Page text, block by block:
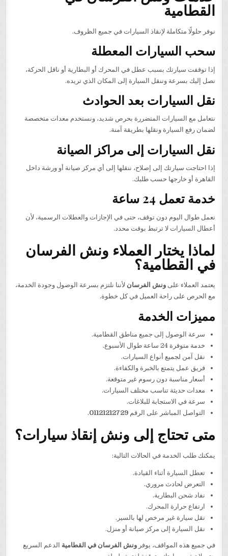
القطامية
نوفر حلولًا متكاملة لإنقاذ السيارات في جميع الظروف.
سحب السيارات المعطلة
إذا توقفت سيارتك بسبب عطل في المحرك أو البطارية أو ناقل الحركة،
نصل إليك بسرعة وننقل السيارة إلى المكان الذي تريده.
نقل السيارات بعد الحوادث
نتعامل مع السيارات المتضررة بحرص شديد، ونستخدم معدات متخصصة
لضمان رفع السيارة ونقلها بطريقة آمنة.
نقل السيارات إلى مراكز الصيانة
إذا احتاجت سيارتك إلى إصلاح، ننقلها إلى أي مركز صيانة أو ورشة داخل
القاهرة أو خارجها حسب طلبك.
خدمة تعمل 24 ساعة
نعمل طوال اليوم دون توقف، حتى في الإجازات والعطلات الرسمية، لأن
أعطال السيارات لا ترتبط بوقت محدد.
لماذا يختار العملاء ونش الفرسان
في القطامية؟
يعتمد العملاء علىونش الفرسان لأننا نلتزم بسرعة الوصول وجودة الخدمة،
مع الحرص على راحة العميل في كل خطوة.
مميزات الخدمة
سرعة الوصول إلى جميع مناطق القطامية.
خدمة متوفرة 24 ساعة طوال الأسبوع.
نقل آمن لجميع أنواع السيارات.
فريق عمل يتمتع بالخبرة والكفاءة.
أسعار مناسبة دون رسوم غير متوقعة.
معدات حديثة تناسب مختلف السيارات.
سرعة في الاستجابة للبلاغات.
التواصل المباشر على الرقم01121212729
.
متى تحتاج إلى ونش إنقاذ سيارات؟
يمكنك طلب الخدمة في الحالات التالية:
تعطل السيارة أثناء القيادة.
التعرض لحادث مروري.
نفاد شحن البطارية.
ارتفاع حرارة المحرك.
نقل سيارة غير مرخص لها بالسير.
نقل السيارة إلى مركز صيانة أو منزل.
في جميع هذه المواقف، يوفرونش الفرسان في القطامية الدعم السريع